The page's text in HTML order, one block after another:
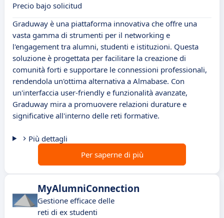
Precio bajo solicitud
Graduway è una piattaforma innovativa che offre una
vasta gamma di strumenti per il networking e
l'engagement tra alumni, studenti e istituzioni. Questa
soluzione è progettata per facilitare la creazione di
comunità forti e supportare le connessioni professionali,
rendendola un'ottima alternativa a Almabase. Con
un'interfaccia user-friendly e funzionalità avanzate,
Graduway mira a promuovere relazioni durature e
significative all'interno delle reti formative.
Più dettagli
Per saperne di più
MyAlumniConnection
Gestione efficace delle
reti di ex studenti